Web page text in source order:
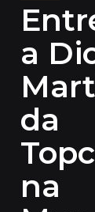
a
da
na